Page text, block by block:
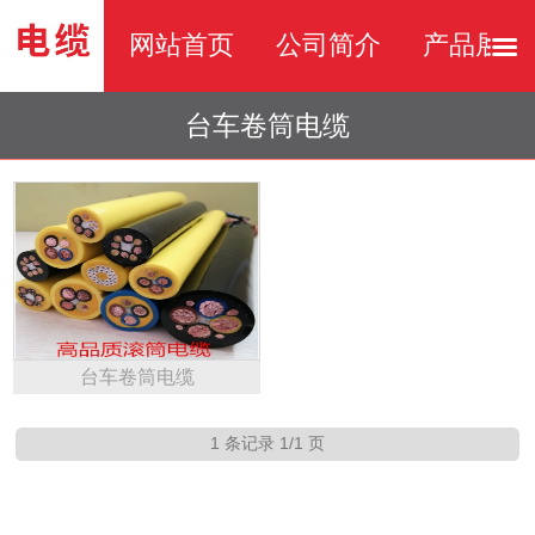
网站首页 公司简介 产品展示
台车卷筒电缆
台车卷筒电缆
1 条记录 1/1 页